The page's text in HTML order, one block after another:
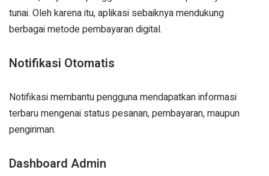
tunai. Oleh karena itu, aplikasi sebaiknya mendukung
berbagai metode pembayaran digital.
Notifikasi Otomatis
Notifikasi membantu pengguna mendapatkan informasi
terbaru mengenai status pesanan, pembayaran, maupun
pengiriman.
Dashboard Admin